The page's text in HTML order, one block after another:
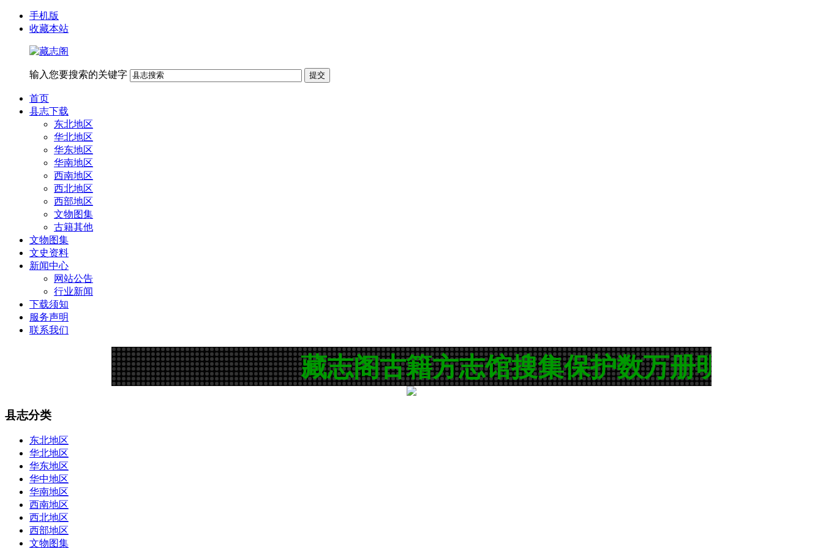
手机版
收藏本站
输入您要搜索的关键字
首页
县志下载
东北地区
华北地区
华东地区
华南地区
西南地区
西北地区
西部地区
文物图集
古籍其他
文物图集
文史资料
新闻中心
网站公告
行业新闻
下载须知
服务声明
联系我们
藏志阁古籍方志馆搜集保护数万册明代、清代
县志分类
东北地区
华北地区
华东地区
华中地区
华南地区
西南地区
西北地区
西部地区
文物图集